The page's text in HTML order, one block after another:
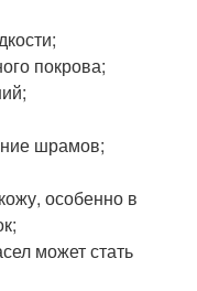
покрова;
шрамов;
особенно в
может стать